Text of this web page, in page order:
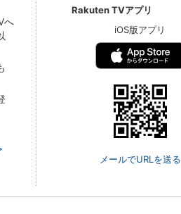
へ
Rakuten TVアプリ
iOS版アプリ
メールでURLを送る